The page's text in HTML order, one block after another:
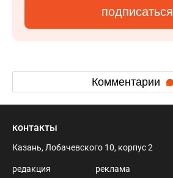
подписаться
Комментарии
контакты
Казань, Лобачевского 10, корпус 2
редакция
реклама